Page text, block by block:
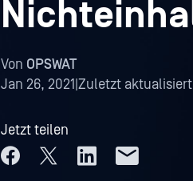
Von OPSWAT
Jan 26, 2021 Zuletzt
Jetzt teilen